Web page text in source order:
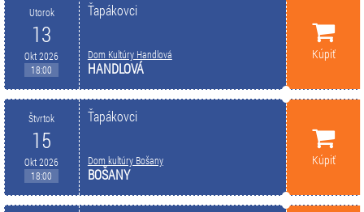
Utorok
13
Okt 2026
18:00
Ťapákovci
Dom Kultúry Handlová
HANDLOVÁ
Kúpiť
Štvrtok
15
Okt 2026
18:00
Ťapákovci
Dom kultúry Bošany
BOŠANY
Kúpiť